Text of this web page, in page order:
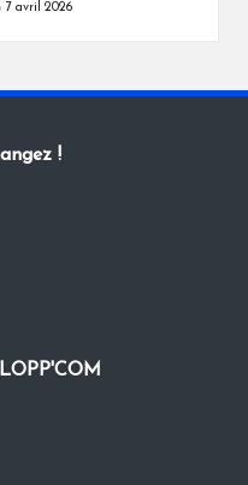
7 avril 2026
!